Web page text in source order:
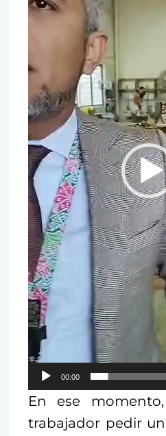
00:00
En ese
trabajador pedir